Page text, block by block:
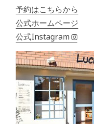
予約はこちらから
公式ホームページ
公式Instagram